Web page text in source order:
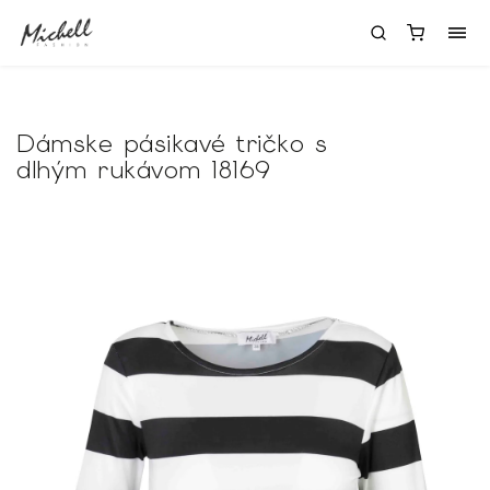
Dámske pásikavé tričko s
dlhým rukávom 18169